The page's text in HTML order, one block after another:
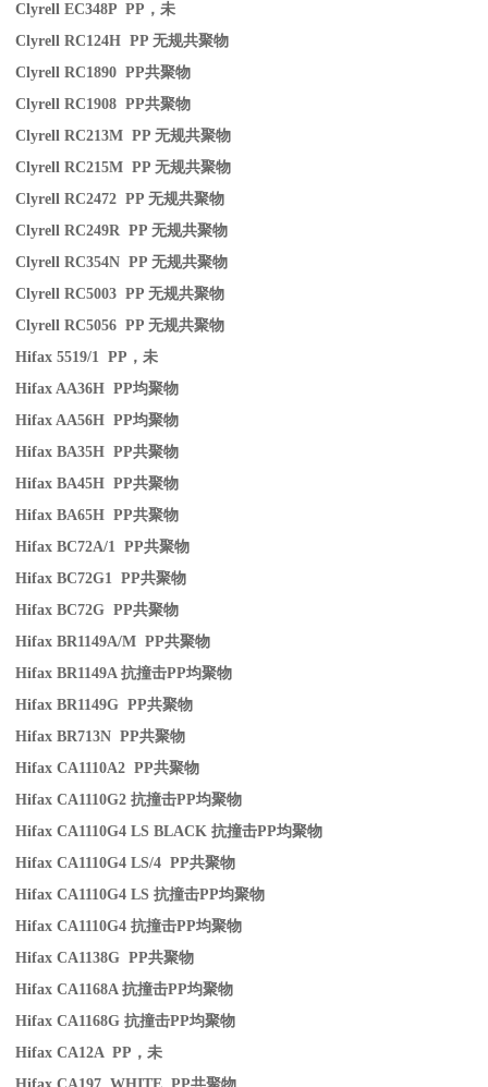
Clyrell EC348P PP ，未
Clyrell RC124H PP无规共聚物
Clyrell RC1890 PP共聚物
Clyrell RC1908 PP共聚物
Clyrell RC213M PP无规共聚物
Clyrell RC215M PP无规共聚物
Clyrell RC2472 PP无规共聚物
Clyrell RC249R PP无规共聚物
Clyrell RC354N PP无规共聚物
Clyrell RC5003 PP无规共聚物
Clyrell RC5056 PP无规共聚物
Hifax 5519/1 PP ，未
Hifax AA36H PP均聚物
Hifax AA56H PP均聚物
Hifax BA35H PP共聚物
Hifax BA45H PP共聚物
Hifax BA65H PP共聚物
Hifax BC72A/1 PP共聚物
Hifax BC72G1 PP共聚物
Hifax BC72G PP共聚物
Hifax BR1149A/M PP共聚物
Hifax BR1149A抗撞击PP均聚物
Hifax BR1149G PP共聚物
Hifax BR713N PP共聚物
Hifax CA1110A2 PP共聚物
Hifax CA1110G2抗撞击PP均聚物
Hifax CA1110G4 LS BLACK抗撞击PP均聚物
Hifax CA1110G4 LS/4 PP共聚物
Hifax CA1110G4 LS抗撞击PP均聚物
Hifax CA1110G4抗撞击PP均聚物
Hifax CA1138G PP共聚物
Hifax CA1168A抗撞击PP均聚物
Hifax CA1168G抗撞击PP均聚物
Hifax CA12A PP ，未